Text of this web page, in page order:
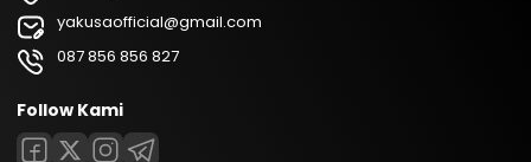
yakusaofficial@gmail.com
087 856 856 827
Follow Kami